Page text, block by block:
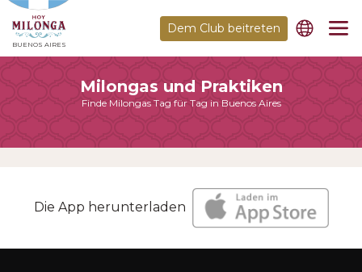
BUENOS AIRES
Dem Club beitreten
Milongas und Praktiken
Finde Milongas Tag für Tag in Buenos Aires
Die App herunterladen